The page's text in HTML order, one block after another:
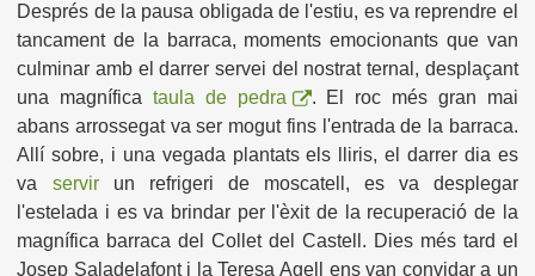
Després de la pausa obligada de l'estiu, es va reprendre el
tancament de la barraca, moments emocionants que van
culminar amb el darrer servei del nostrat ternal, desplaçant
una magníficataula de pedra
. El roc més gran mai
abans arrossegat va ser mogut fins l'entrada de la barraca.
Allí sobre, i una vegada plantats els lliris, el darrer dia es
va servirun refrigeri de moscatell, es va desplegar
l'estelada i es va brindar per l'èxit de la recuperació de la
magnífica barraca del Collet del Castell. Dies més tard el
Josep Saladelafont i la Teresa Agell ens van convidar a un